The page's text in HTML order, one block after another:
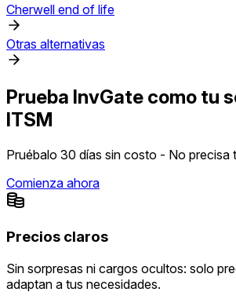
Cherwell end of life
Otras alternativas
Prueba InvGate como tu
ITSM
Pruébalo 30 días sin costo - No precisa
Comienza ahora
Precios claros
Sin sorpresas ni cargos ocultos: solo
adaptan a tus necesidades.